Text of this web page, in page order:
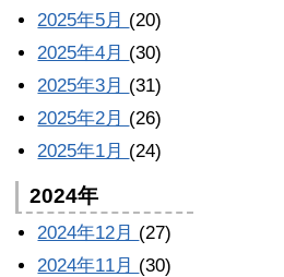
2025年5月 (20)
2025年4月 (30)
2025年3月 (31)
2025年2月 (26)
2025年1月 (24)
2024年
2024年12月 (27)
2024年11月 (30)